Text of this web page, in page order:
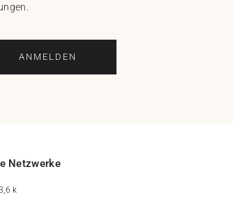
ANMELDEN
Netzwerke
k